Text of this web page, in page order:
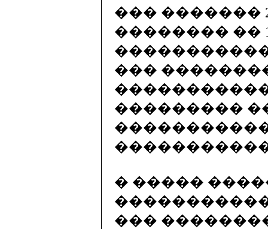
��� �������
�������� ��
�������������
��� ���������
���������
� �����
�����������
��� ��������